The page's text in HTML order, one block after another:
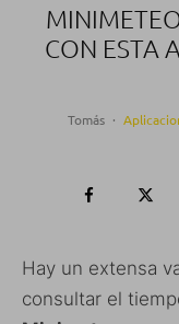
CON ESTA
Tomás ·
Hay un extensa
consultar el